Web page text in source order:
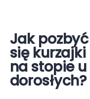
Jak pozbyć
się kurzajki
na stopie u
dorosłych?